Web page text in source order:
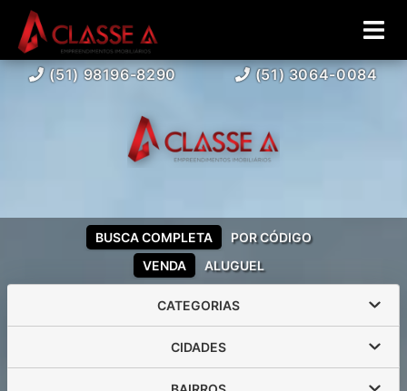
(51) 98196-8290 (51) 3064-0084
VENDA ALUGUEL
BUSCA COMPLETA POR CÓDIGO
CATEGORIAS
CIDADES